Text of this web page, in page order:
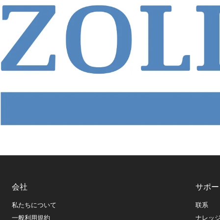
会社
私たちについて
一般利用規約
サポ
联系
ナレッ